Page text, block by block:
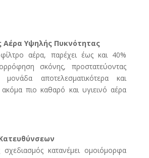
Αέρα Υψηλής Πυκνότητας
αέρα, παρέχει έως και 40%
σκόνης, προστατεύοντας
αποτελεσματικότερα και
ακόμα πιο καθαρό και υγιεινό αέρα
κατανέμει ομοιόμορφα